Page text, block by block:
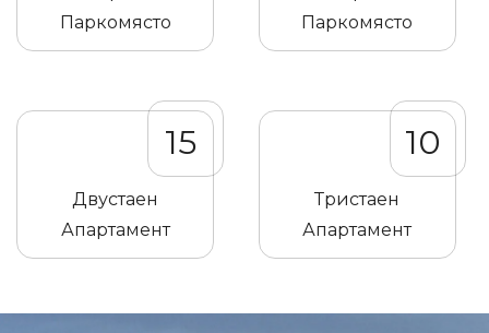
Паркомясто
Паркомясто
15
Двустаен
Апартамент
10
Тристаен
Апартамент